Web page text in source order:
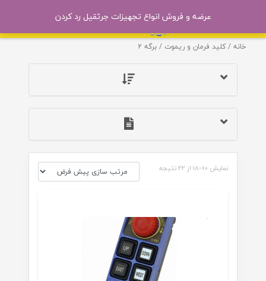
خانه/کلید فرمان و ریموت / برگه 2
نمایش 10–18 از 22 نتیجه
عرضه و فروش انواع تجهیزات جرثقیل رد کردن